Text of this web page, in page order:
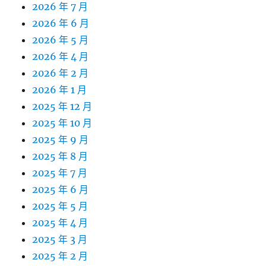
2026 年 7 月
2026 年 6 月
2026 年 5 月
2026 年 4 月
2026 年 2 月
2026 年 1 月
2025 年 12 月
2025 年 10 月
2025 年 9 月
2025 年 8 月
2025 年 7 月
2025 年 6 月
2025 年 5 月
2025 年 4 月
2025 年 3 月
2025 年 2 月